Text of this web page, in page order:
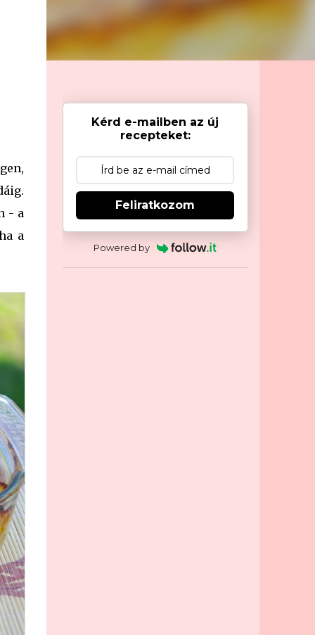
- a
a
Kérd e-mailben az új
recepteket:
Feliratkozom
Powered by